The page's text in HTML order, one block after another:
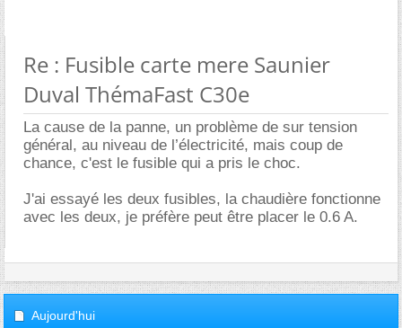
Re : Fusible carte mere Saunier
Duval ThémaFast C30e
La cause de la panne, un problème de sur tension
général, au niveau de l’électricité, mais coup de
chance, c'est le fusible qui a pris le choc.
J'ai essayé les deux fusibles, la chaudière fonctionne
avec les deux, je préfère peut être placer le 0.6 A.
Aujourd'hui